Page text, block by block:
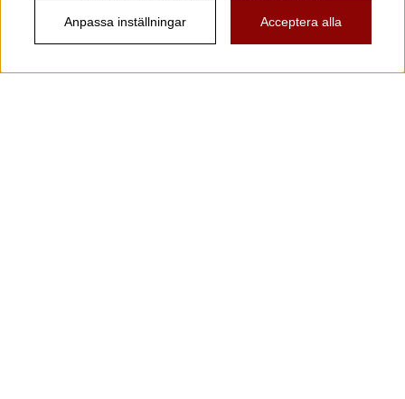
Anpassa inställningar Acceptera alla